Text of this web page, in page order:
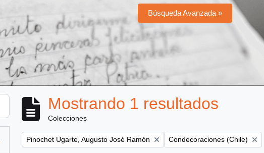
Búsqueda Avanzada »
Mostrando 1 resultados
Colecciones
Remove filter:
Pinochet Ugarte, Augusto José Ramón Remove filter:
Condecoraciones (Chile)